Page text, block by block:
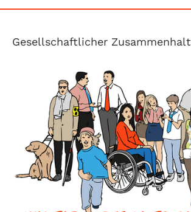
Gesellschaftlicher Zusammenhalt